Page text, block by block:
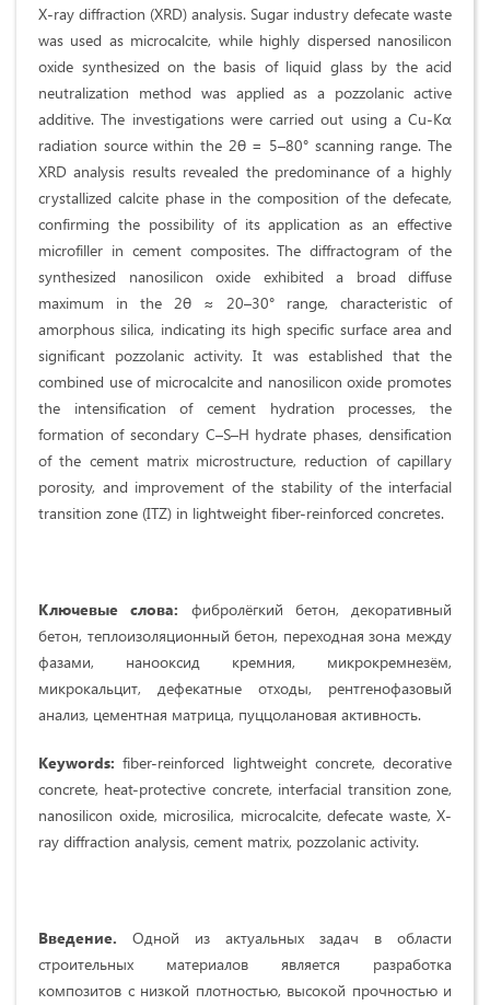
X-ray diffraction (XRD) analysis. Sugar industry defecate waste
was used as microcalcite, while highly dispersed nanosilicon
oxide synthesized on the basis of liquid glass by the acid
neutralization method was applied as a pozzolanic active
additive. The investigations were carried out using a Cu-Kα
radiation source within the 2θ = 5–80° scanning range. The
XRD analysis results revealed the predominance of a highly
crystallized calcite phase in the composition of the defecate,
confirming the possibility of its application as an effective
microfiller in cement composites. The diffractogram of the
synthesized nanosilicon oxide exhibited a broad diffuse
maximum in the 2θ ≈ 20–30° range, characteristic of
amorphous silica, indicating its high specific surface area and
significant pozzolanic activity. It was established that the
combined use of microcalcite and nanosilicon oxide promotes
the intensification of cement hydration processes, the
formation of secondary C–S–H hydrate phases, densification
of the cement matrix microstructure, reduction of capillary
porosity, and improvement of the stability of the interfacial
transition zone (ITZ) in lightweight fiber-reinforced concretes.
Ключевые слова: фибролёгкий бетон, декоративный
бетон, теплоизоляционный бетон, переходная зона между
фазами, нанооксид кремния, микрокремнезём,
микрокальцит, дефекатные отходы, рентгенофазовый
анализ, цементная матрица, пуццолановая активность.
Keywords: fiber-reinforced lightweight concrete, decorative
concrete, heat-protective concrete, interfacial transition zone,
nanosilicon oxide, microsilica, microcalcite, defecate waste, X-
ray diffraction analysis, cement matrix, pozzolanic activity.
Введение. Одной из актуальных задач в области
строительных материалов является разработка
композитов с низкой плотностью, высокой прочностью и